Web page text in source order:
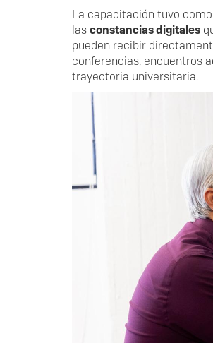
La capacitación tuvo
lasconstancias digitales
pueden recibir
conferencias, encuentros
trayectoria universitaria.